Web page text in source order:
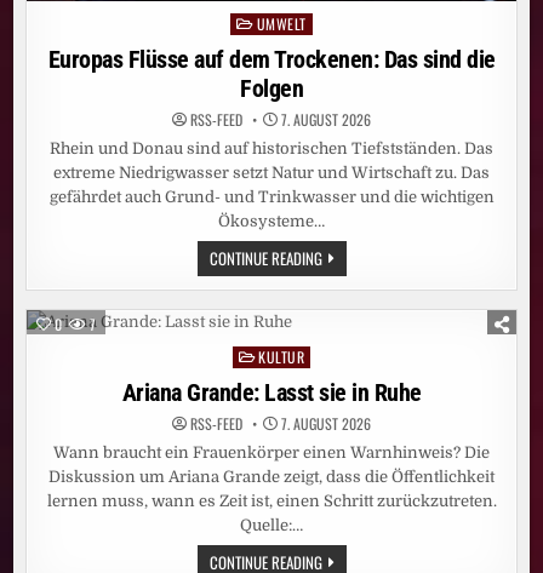
Posted
in
UMWELT
Europas Flüsse auf dem Trockenen: Das sind die
Folgen
RSS-FEED 7. AUGUST 2026
Rhein und Donau sind auf historischen Tiefstständen. Das
extreme Niedrigwasser setzt Natur und Wirtschaft zu. Das
gefährdet auch Grund- und Trinkwasser und die wichtigen
Ökosysteme…
CONTINUE READINGEUROPAS
FLÜSSE
AUF
FOLGEN
0 7
Posted
in
KULTUR
Ariana Grande: Lasst sie in Ruhe
RSS-FEED 7. AUGUST 2026
Wann braucht ein Frauenkörper einen Warnhinweis? Die
Diskussion um Ariana Grande zeigt, dass die Öffentlichkeit
lernen muss, wann es Zeit ist, einen Schritt zurückzutreten.
Quelle:…
CONTINUE READINGARIANA